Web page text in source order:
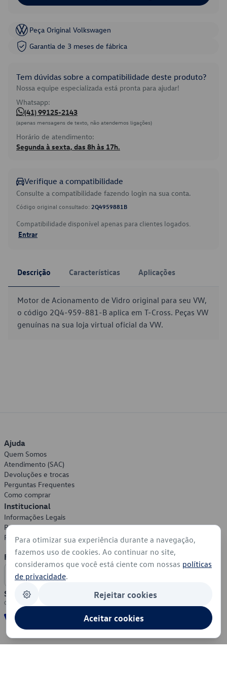
Peça Original Volkswagen
Garantia de 3 meses de fábrica
Tem dúvidas sobre a compatibilidade deste produto?
Nossa equipe especializada está pronta para ajudar!
Whatsapp:
(41) 99125-2143
(apenas mensagens de texto, não atendemos ligações)
Horário de atendimento:
Segunda à sexta, das 8h às 17h.
Verifique a compatibilidade
Consulte a compatibilidade fazendo login na sua conta.
Código original consultado: 2Q4959881B
Compatibilidade disponível apenas para clientes logados.
Entrar
Descrição Características Aplicações
Motor de Acionamento de Vidro original para seu VW,
o código 2Q4-959-881-B aplica em T-Cross. Peças VW
genuínas na sua loja virtual oficial da VW.
Ajuda
Quem Somos
Atendimento (SAC)
Devoluções e trocas
Perguntas Frequentes
Como comprar
Institucional
Informações Legais
Política de Privacidade
Política de Cookies
Formas de Pagamento
Segurança
Para otimizar sua experiência durante a navegação,
fazemos uso de cookies. Ao continuar no site,
consideramos que você está ciente com nossas políticas
de privacidade.
Rejeitar cookies
Aceitar cookies